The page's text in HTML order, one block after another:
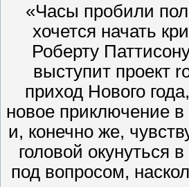
«Часы пробили
хочется начать
Роберту
выступит проект
приход Нового
новое приключение
и, конечно же,
головой окунуться
под вопросом,